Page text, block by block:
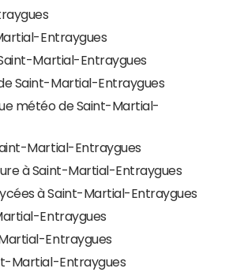
Entraygues
Martial-Entraygues
Saint-Martial-Entraygues
météo de Saint-Martial-
Martial-Entraygues
à Saint-Martial-Entraygues
à Saint-Martial-Entraygues
Entraygues
Entraygues
Martial-Entraygues